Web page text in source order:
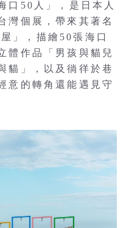
口50人」，是日本人
灣個展，帶來其著名
」，描繪50張海口
體作品「男孩與貓兒
貓」，以及徜徉於巷
意的轉角還能遇見守